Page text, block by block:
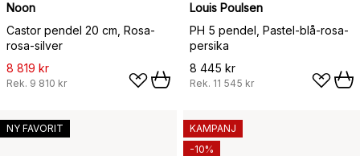
Noon
Castor pendel 20 cm, Rosa-
rosa-silver
8 819 kr
Rek. 9 810 kr
Louis Poulsen
PH 5 pendel, Pastel-blå-rosa-
persika
8 445 kr
Rek. 11 545 kr
NY FAVORIT
KAMPANJ
-10%